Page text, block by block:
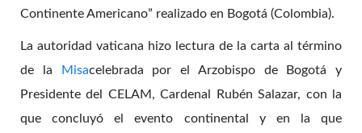
Continente Americano” realizado en Bogotá (Colombia).
La autoridad vaticana hizo lectura de la carta al término
de la
Misacelebrada por el Arzobispo de Bogotá y
Presidente del CELAM, Cardenal Rubén Salazar, con la
que concluyó el evento continental y en la que